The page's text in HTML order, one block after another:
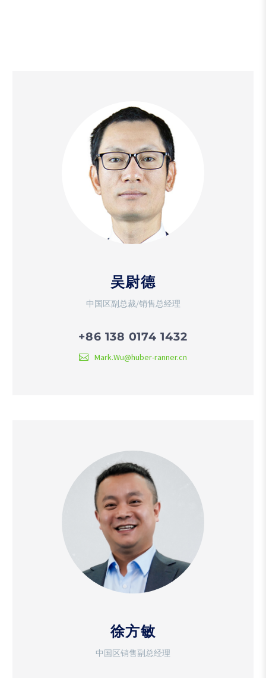
吴尉德
中国区副总裁/销售总经理
+86 138 0174 1432
Mark.Wu@huber-ranner.cn
徐方敏
中国区销售副总经理